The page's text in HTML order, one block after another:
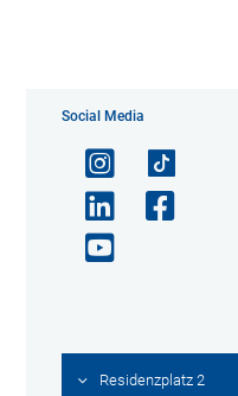
Social Media
Residenzplatz 2